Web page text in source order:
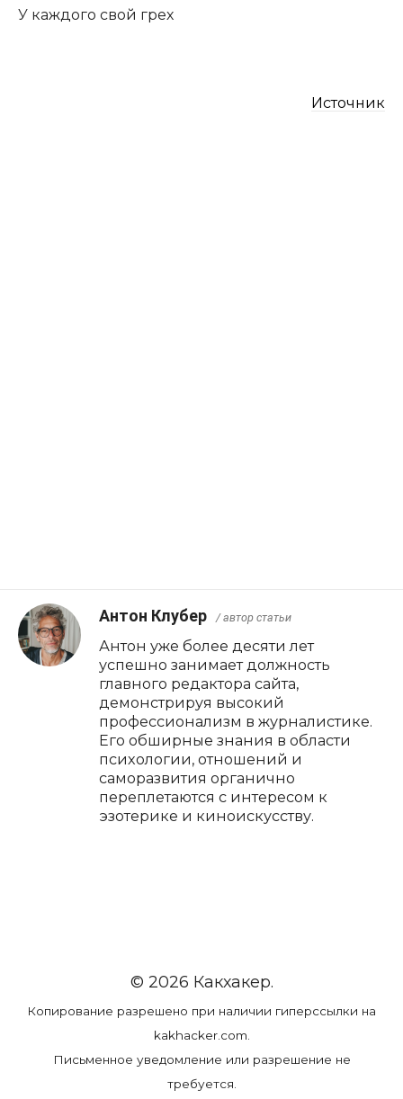
​У каждого свой грех​
Источник
Антон Клубер / автор статьи
Антон уже более десяти лет
успешно занимает должность
главного редактора сайта,
демонстрируя высокий
профессионализм в журналистике.
Его обширные знания в области
психологии, отношений и
саморазвития органично
переплетаются с интересом к
эзотерике и киноискусству.
© 2026 Какхакер.
Копирование разрешено при наличии гиперссылки на
kakhacker.com.
Письменное уведомление или разрешение не
требуется.